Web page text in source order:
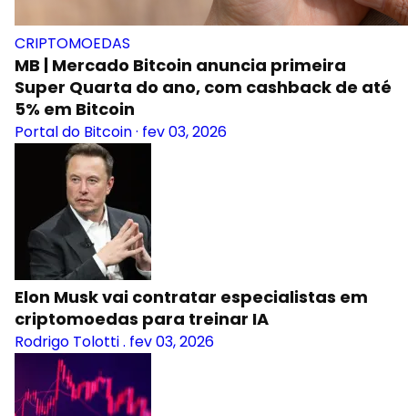
CRIPTOMOEDAS
MB | Mercado Bitcoin anuncia primeira
Super Quarta do ano, com cashback de até
5% em Bitcoin
Portal do Bitcoin· fev 03, 2026
Elon Musk vai contratar especialistas em
criptomoedas para treinar IA
Rodrigo Tolotti. fev 03, 2026